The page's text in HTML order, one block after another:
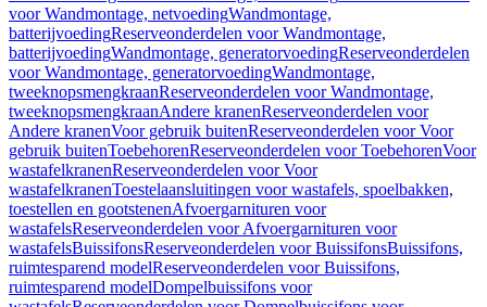
voor Wandmontage, netvoedingWandmontage,
batterijvoedingReserveonderdelen voor Wandmontage,
batterijvoedingWandmontage, generatorvoedingReserveonderdelen
voor Wandmontage, generatorvoedingWandmontage,
tweeknopsmengkraanReserveonderdelen voor Wandmontage,
tweeknopsmengkraanAndere kranenReserveonderdelen voor
Andere kranenVoor gebruik buitenReserveonderdelen voor Voor
gebruik buitenToebehorenReserveonderdelen voor ToebehorenVoor
wastafelkranenReserveonderdelen voor Voor
wastafelkranenToestelaansluitingen voor wastafels, spoelbakken,
toestellen en gootstenenAfvoergarnituren voor
wastafelsReserveonderdelen voor Afvoergarnituren voor
wastafelsBuissifonsReserveonderdelen voor BuissifonsBuissifons,
ruimtesparend modelReserveonderdelen voor Buissifons,
ruimtesparend modelDompelbuissifons voor